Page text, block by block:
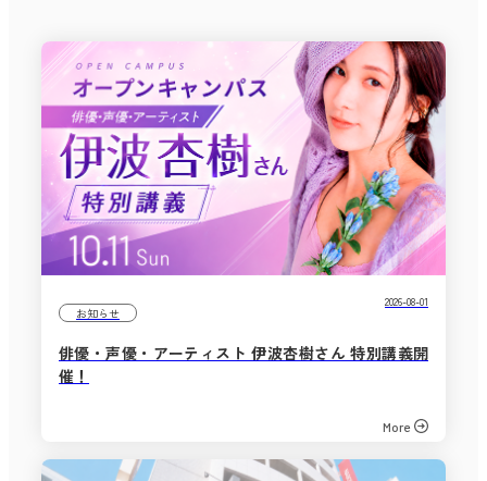
お知らせ
2026-08-01
俳優・声優・アーティスト 伊波杏樹さん 特別講義開
催！
More